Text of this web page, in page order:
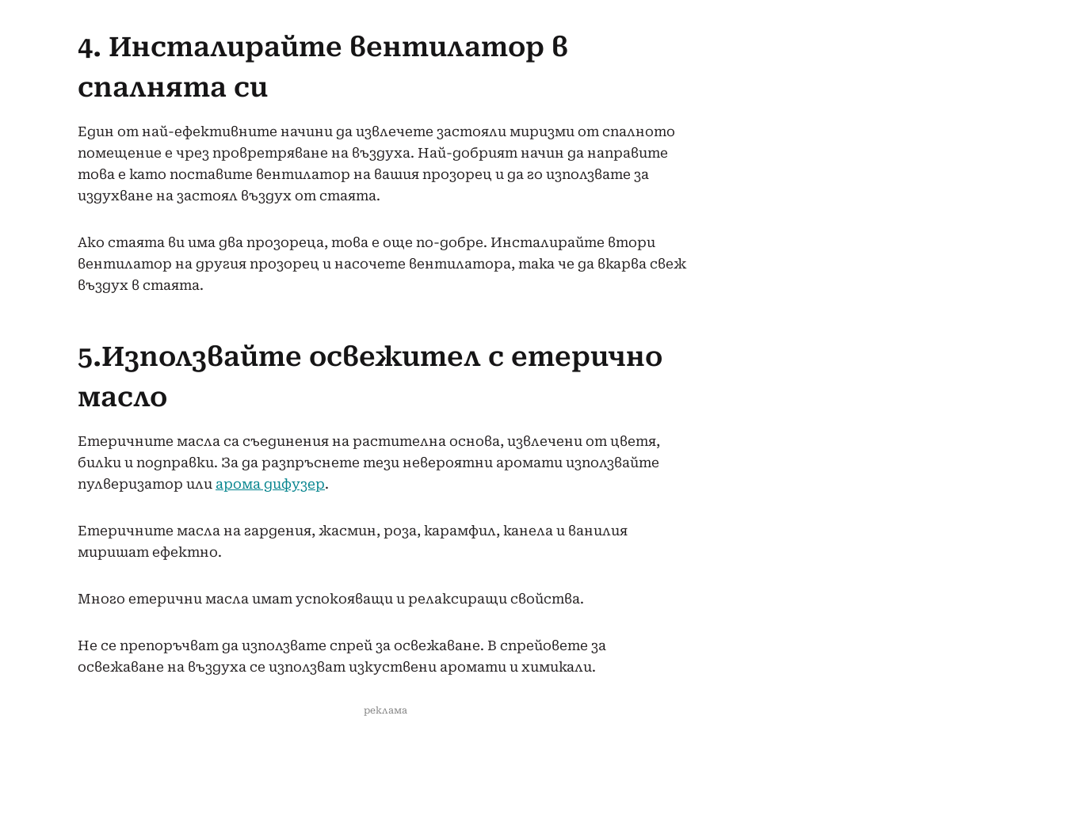
4. Инсталирайте вентилатор в
спалнята си
Един от най-ефективните начини да извлечете застояли миризми от спалното
помещение е чрез провретряване на въздуха. Най-добрият начин да направите
това е като поставите вентилатор на вашия прозорец и да го използвате за
издухване на застоял въздух от стаята.
Ако стаята ви има два прозореца, това е още по-добре. Инсталирайте втори
вентилатор на другия прозорец и насочете вентилатора, така че да вкарва свеж
въздух в стаята.
5.Използвайте освежител с етерично
масло
Етеричните масла са съединения на растителна основа, извлечени от цветя,
билки и подправки. За да разпръснете тези невероятни аромати използвайте
пулверизатор или арома дифузер.
Етеричните масла на гардения, жасмин, роза, карамфил, канела и ванилия
миришат ефектно.
Много етерични масла имат успокояващи и релаксиращи свойства.
Не се препоръчват да използвате спрей за освежаване. В спрейовете за
освежаване на въздуха се използват изкуствени аромати и химикали.
реклама